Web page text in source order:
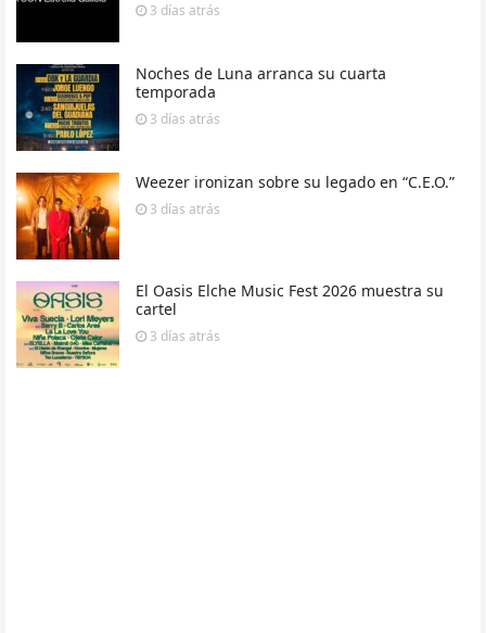
3 días atrás
Noches de Luna arranca su cuarta
temporada
3 días atrás
Weezer ironizan sobre su legado en “C.E.O.”
3 días atrás
El Oasis Elche Music Fest 2026 muestra su
cartel
3 días atrás